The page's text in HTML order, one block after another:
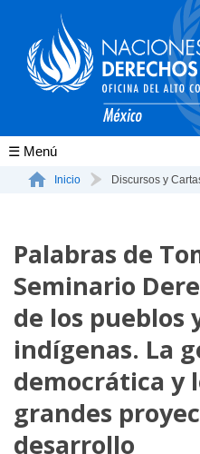
Conócenos
La ONU-DH en México
Vacantes ONU-DH México
ONU-DH en el tiempo
Inicio Discursos y
Palabras de
Seminario
de los pueblos
indígenas. La
democrática y
grandes
desarrollo